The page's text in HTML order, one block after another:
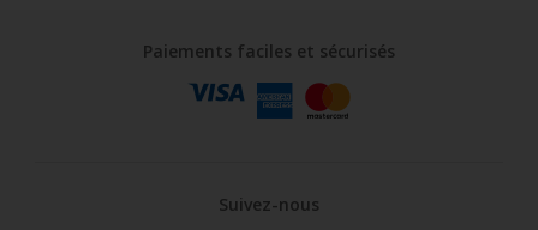
Paiements faciles et sécurisés
Suivez-nous